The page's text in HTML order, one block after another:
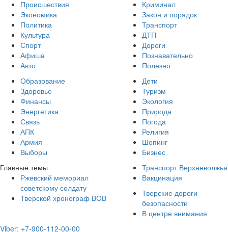
Происшествия
Экономика
Политика
Культура
Спорт
Афиша
Авто
Криминал
Закон и порядок
Транспорт
ДТП
Дороги
Познавательно
Полезно
Образование
Здоровье
Финансы
Энергетика
Связь
АПК
Армия
Выборы
Дети
Туризм
Экология
Природа
Погода
Религия
Шопинг
Бизнес
Главные темы
Ржевский мемориал
советскому солдату
Тверской хронограф ВОВ
Транспорт Верхневолжья
Вакцинация
Тверские дороги
безопасности
В центре внимания
Viber: +7-900-112-00-00